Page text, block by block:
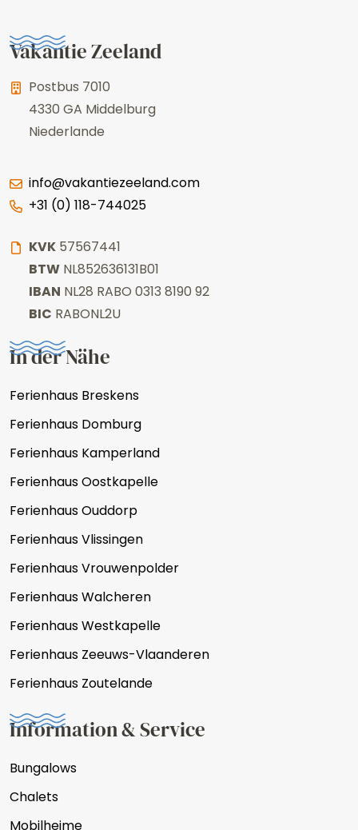
Vakantie Zeeland
Postbus 7010
4330 GA Middelburg
Niederlande
info@vakantiezeeland.com
+31 (0) 118-744025
KVK 57567441
BTW NL852636131B01
IBAN NL28 RABO 0313 8190 92
BIC RABONL2U
In der Nähe
Ferienhaus Breskens
Ferienhaus Domburg
Ferienhaus Kamperland
Ferienhaus Oostkapelle
Ferienhaus Ouddorp
Ferienhaus Vlissingen
Ferienhaus Vrouwenpolder
Ferienhaus Walcheren
Ferienhaus Westkapelle
Ferienhaus Zeeuws-Vlaanderen
Ferienhaus Zoutelande
Information & Service
Bungalows
Chalets
Mobilheime